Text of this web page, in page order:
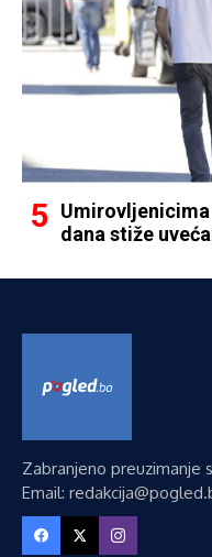
dana stiže
Zabranjeno preuzimanje
Email: